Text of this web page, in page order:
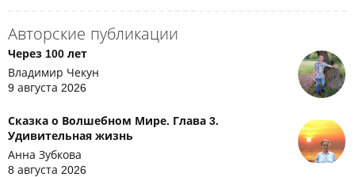
Авторские публикации
Через 100 лет
Владимир Чекун
9 августа 2026
Сказка о Волшебном Мире. Глава 3.
Удивительная жизнь
Анна Зубкова
8 августа 2026